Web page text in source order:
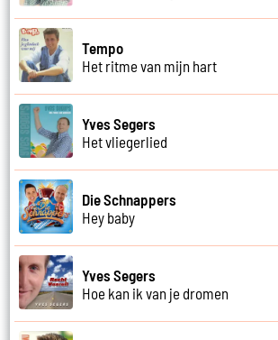
Tempo
Het ritme van mijn hart
Yves Segers
Het vliegerlied
Die Schnappers
Hey baby
Yves Segers
Hoe kan ik van je dromen